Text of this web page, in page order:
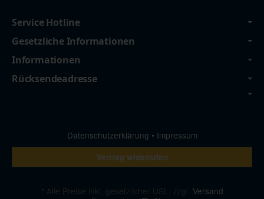
Service Hotline
Gesetzliche Informationen
Informationen
Rücksendeadresse
Datenschutzerklärung • Impressum
Vertrag widerrufen
* Alle Preise inkl. gesetzlicher USt., zzgl. Versand